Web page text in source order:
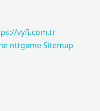
vyfi.com.tr
nttgameSitemap